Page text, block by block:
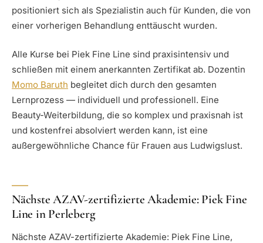
positioniert sich als Spezialistin auch für Kunden, die von
einer vorherigen Behandlung enttäuscht wurden.
Alle Kurse bei Piek Fine Line sind praxisintensiv und
schließen mit einem anerkannten Zertifikat ab. Dozentin
Momo Baruth begleitet dich durch den gesamten
Lernprozess — individuell und professionell. Eine
Beauty-Weiterbildung, die so komplex und praxisnah ist
und kostenfrei absolviert werden kann, ist eine
außergewöhnliche Chance für Frauen aus Ludwigslust.
Nächste AZAV-zertifizierte Akademie: Piek Fine
Line in Perleberg
Nächste AZAV-zertifizierte Akademie: Piek Fine Line,